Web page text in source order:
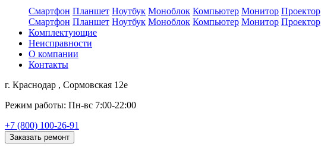
Смартфон Планшет Ноутбук Моноблок Компьютер Монитор Проектор
Смартфон Планшет Ноутбук Моноблок Компьютер Монитор Проектор
Комплектующие
Неисправности
О компании
Контакты
г. Краснодар , Сормовская 12е
Режим работы: Пн-вс 7:00-22:00
+7 (800) 100-26-91
Заказать ремонт